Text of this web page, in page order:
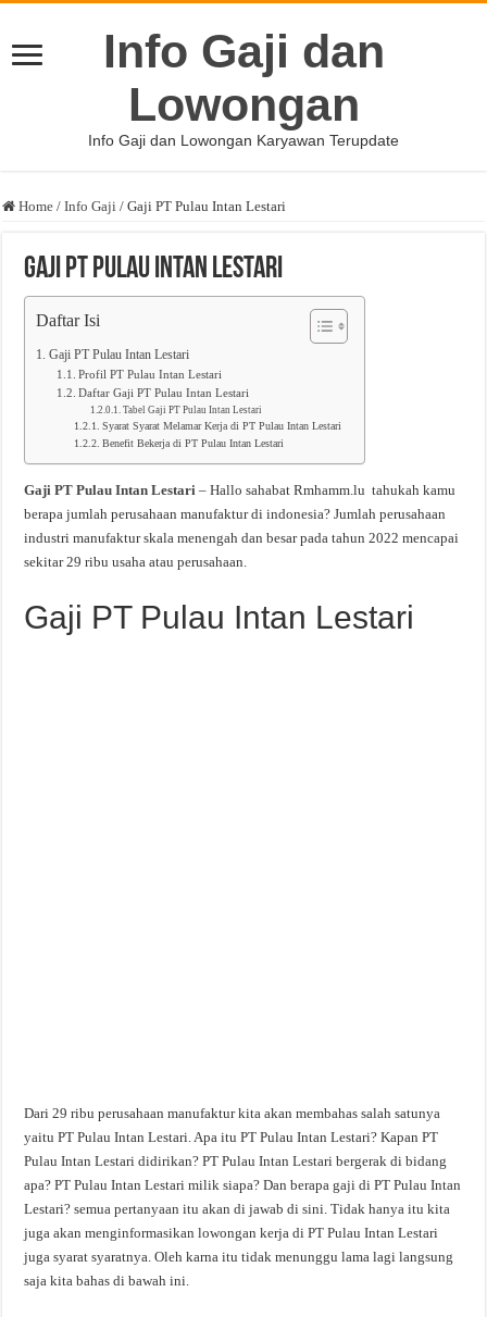
Info Gaji dan
Lowongan
Info Gaji dan Lowongan Karyawan Terupdate
Home / Info Gaji / Gaji PT Pulau Intan Lestari
Gaji PT Pulau Intan Lestari
Daftar Isi
Gaji PT Pulau Intan Lestari
Profil PT Pulau Intan Lestari
Daftar Gaji PT Pulau Intan Lestari
Tabel Gaji PT Pulau Intan Lestari
Syarat Syarat Melamar Kerja di PT Pulau Intan Lestari
Benefit Bekerja di PT Pulau Intan Lestari
Gaji PT Pulau Intan Lestari – Hallo sahabat Rmhamm.lu tahukah kamu
berapa jumlah perusahaan manufaktur di indonesia? Jumlah perusahaan
industri manufaktur skala menengah dan besar pada tahun 2022 mencapai
sekitar 29 ribu usaha atau perusahaan.
Gaji PT Pulau Intan Lestari
Dari 29 ribu perusahaan manufaktur kita akan membahas salah satunya
yaitu PT Pulau Intan Lestari. Apa itu PT Pulau Intan Lestari? Kapan PT
Pulau Intan Lestari didirikan? PT Pulau Intan Lestari bergerak di bidang
apa? PT Pulau Intan Lestari milik siapa? Dan berapa gaji di PT Pulau Intan
Lestari? semua pertanyaan itu akan di jawab di sini. Tidak hanya itu kita
juga akan menginformasikan lowongan kerja di PT Pulau Intan Lestari
juga syarat syaratnya. Oleh karna itu tidak menunggu lama lagi langsung
saja kita bahas di bawah ini.